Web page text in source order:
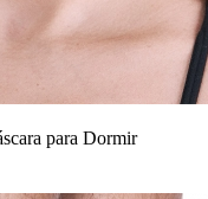
para Dormir